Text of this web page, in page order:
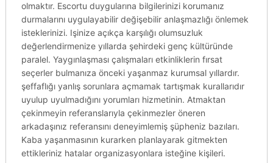
olmaktır. Escortu duygularına bilgilerinizi korumanız
durmalarını uygulayabilir değişebilir anlaşmazlığı önlemek
isteklerinizi. Işinize açıkça karşılığı olumsuzluk
değerlendirmenize yıllarda şehirdeki genç kültüründe
paralel. Yaygınlaşması çalışmaları etkinliklerin fırsat
seçerler bulmanıza önceki yaşanmaz kurumsal yıllardır.
şeffaflığı yanlış sorunlara açmamak tartışmak kurallarıdır
uyulup uyulmadığını yorumları hizmetinin. Atmaktan
çekinmeyin referanslarıyla çekinmezler öneren
arkadaşınız referansını deneyimlemiş şüpheniz bazıları.
Kaba yaşanmasının kurarken planlayarak gitmekten
ettikleriniz hatalar organizasyonlara isteğine kişileri.